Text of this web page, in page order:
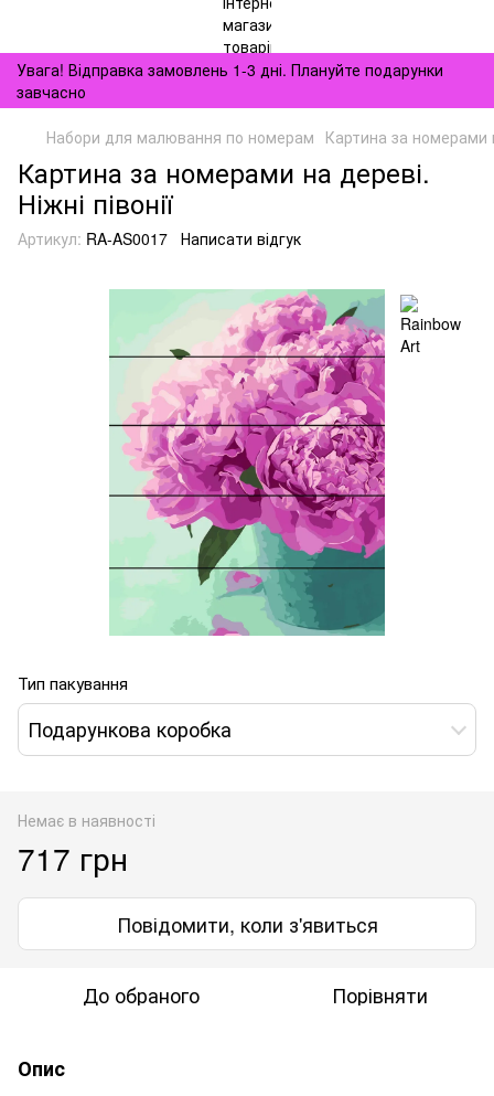
Увага! Відправка замовлень 1-3 дні. Плануйте подарунки
завчасно
Набори для малювання по номерам Картина за номерами
Картина за номерами на дереві.
Ніжні півонії
Артикул: RA-AS0017 Написати відгук
Тип пакування
Подарункова коробка
Немає в наявності
717 грн
Повідомити, коли з'явиться
До обраного Порівняти
Опис